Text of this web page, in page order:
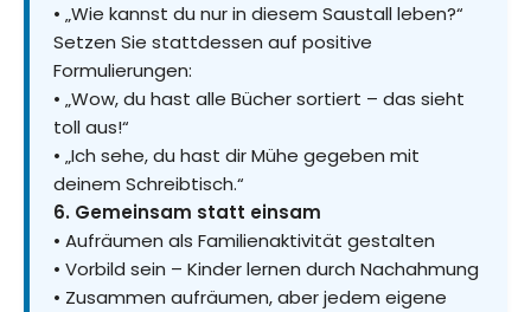
• „Wie kannst du nur in diesem Saustall leben?“
Setzen Sie stattdessen auf positive
Formulierungen:
• „Wow, du hast alle Bücher sortiert – das sieht
toll aus!“
• „Ich sehe, du hast dir Mühe gegeben mit
deinem Schreibtisch.“
6. Gemeinsam statt einsam
• Aufräumen als Familienaktivität gestalten
• Vorbild sein – Kinder lernen durch Nachahmung
• Zusammen aufräumen, aber jedem eigene